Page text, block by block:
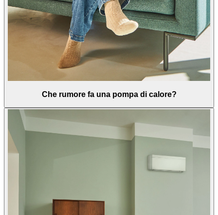
Che rumore fa una pompa di calore?